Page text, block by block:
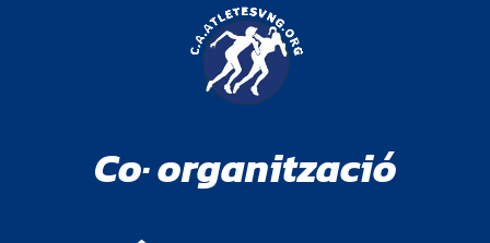
Co· organització